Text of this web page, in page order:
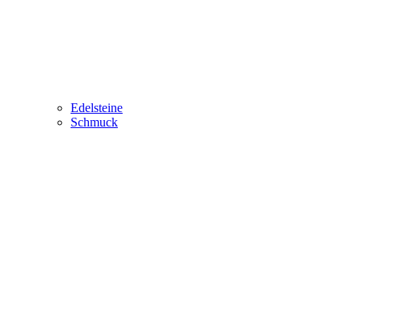
Edelsteine
Schmuck